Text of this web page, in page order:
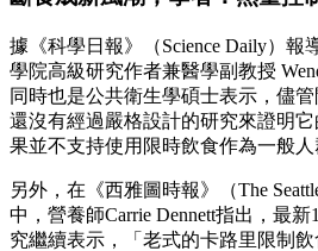
據《科學日報》（Science Daily）報
學院高級研究作者兼醫學副教授
同時也是公共衛生學碩士表示，儘
還沒有經過嚴格設計的研究來證明
果並不支持使用限時飲食作為一般人
另外，在《西雅圖時報》（The
中，營養師Carrie Dennett指出，最
究繼續表示，「老式的卡路里限制